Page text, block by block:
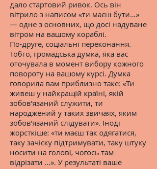
дало стартовий ривок. Ось він
вітрило з написом «ти маєш бути…»
— одне з основних, що досі надуване
вітром на вашому кораблі.
По-друге, соціальні переконання.
Тобто, громадська думка, яка вас
оточувала в момент вибору кожного
повороту на вашому курсі. Думка
говорила вам приблизно таке: «Ти
живеш у найкращій країні, якій
зобов'язаний служити, ти
народжений у таких звичаях, яким
зобов'язаний слідувати». Іноді
жорсткіше: «ти маєш так одягатися,
таку зачіску підтримувати, таку штуку
носити на голові, чогось там
відрізати ...». У результаті ваше